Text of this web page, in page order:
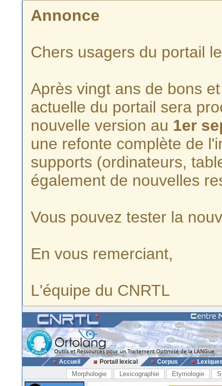
Annonce
Chers usagers du portail
Après vingt ans de bons
actuelle du portail sera
nouvelle version au 1er
une refonte complète de
supports (ordinateurs,
également de nouvelles
Vous pouvez tester la
En vous remerciant,
L'équipe du CNRTL
Accueil Portail lexical Corpus
Morphologie Lexicographie Etymologie